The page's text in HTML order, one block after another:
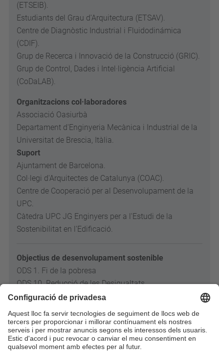
(ETSEIB).
Estudiants del Grau d'Arquitectura (ETSAV).
Centre de Diagnòstic Industrial i Fluidodinámica
(CDIF).
Grup de Recerca i Innovació de la Construcció (GRIC).
Grup de Control, Dades i Intel·ligència Artificial
(CoDaLAB).
Organitzacions col·laboradores
Associació Oasiurbà
Departament d'Enginyeria Mecànica i Industrial de la
Universitat de Brescia, Itàlia.
Suport
Ajuntament de Barcelona.
Col·legi d'Arquitectes de Catalunya (COAC).
Centre de Cooperació per al Desenvolupament de la
UPC.
Càtedra UPC JG Enginyers per a l'Estudi de la
Sostenibilitat en l'Edificació.
Objectius de desenvolupament sostenible
ODS 1. Fi de la pobresa
ODS 10. Reducció de les Desigualtats
ODS 11. Ciutats i Comunitats Sostenibles
Enllaços relacionats